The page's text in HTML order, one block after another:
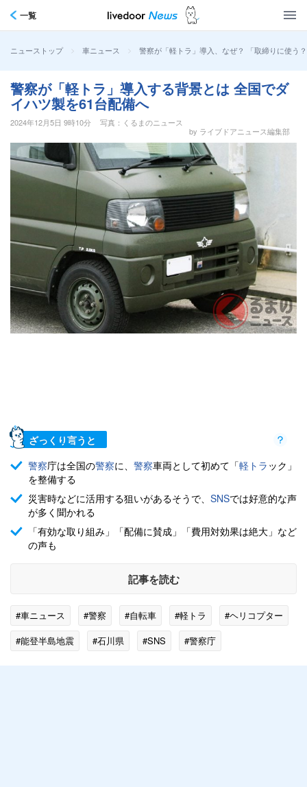
一覧
ニューストップ > 車ニュース > 警察が「軽トラ」導入、なぜ？ 「取締りに使う
警察が「軽トラ」導入する背景とは 全国でダ
イハツ製を61台配備へ
2024年12月5日 9時10分
写真：くるまのニュース
by ライブドアニュース編集部
ざっくり言うと
警察庁は全国の警察に、 警察車両として初めて「軽トラ ック」
を整備する
災害時などに活用する狙いがあるそうで、 SNSでは好意的な声
が多く聞かれる
「有効な取り組み」「配備に賛成」「費用対効果は絶大」など
の声も
記事を読む
#車ニュース #警察 #自転車 #軽トラ
#ヘリコプター
#能登半島地震
#石川県 #SNS #警察庁